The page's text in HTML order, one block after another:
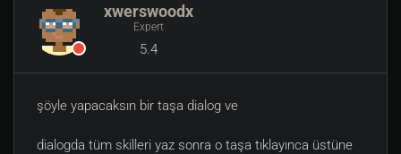
xwerswoodx
Expert
5.4
şöyle yapacaksın bir taşa dialog ve
dialogda tüm skilleri yaz sonra o taşa tıklayınca üstüne